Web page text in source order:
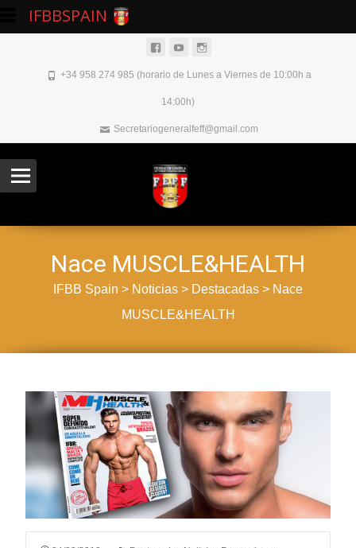
+34 958 274 985 (horario de Lunes a Viernes de 10:00h a
14:00h)
Secretariogeneralfeff@gmail.com
Nace MUSCLE&HEALTH
IFBB Spain > Noticias > Destacadas > Nace
MUSCLE&HEALTH
IFBBSPAIN